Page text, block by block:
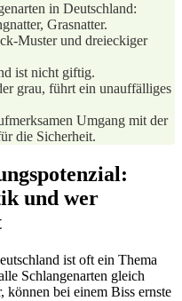
in Deutschland:⁣
Grasnatter.
Muster und​ dreieckiger
ist ​nicht giftig.
grau,⁤ führt ein unauffälliges​
Umgang ​mit der‌
die Sicherheit.
und wer
ist oft ​ein Thema
Schlangenarten⁢ gleich
bei einem ⁣Biss ernste